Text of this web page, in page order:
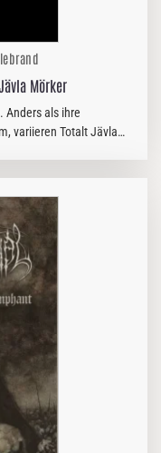
Mörker
Anders als ihre
variieren Totalt Jävla